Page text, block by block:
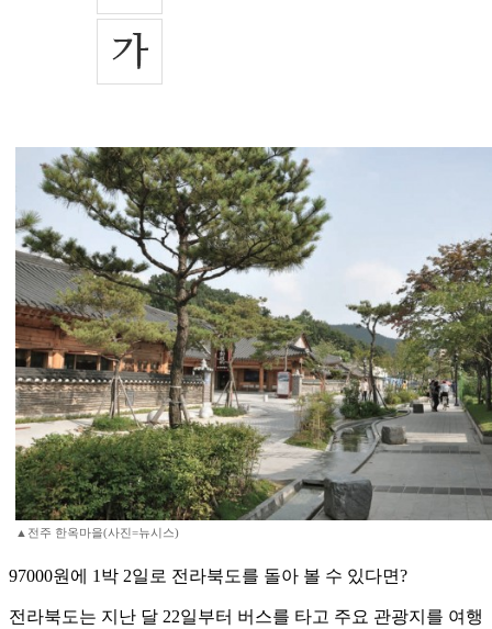
▲전주 한옥마을(사진=뉴시스)
97000원에 1박 2일로 전라북도를 돌아 볼 수 있다면?
전라북도는 지난 달 22일부터 버스를 타고 주요 관광지를 여행